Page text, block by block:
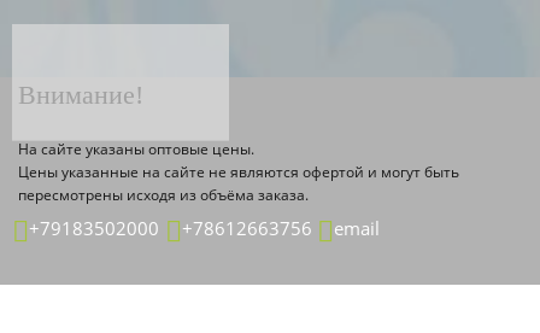
+79183502000 +78612663756 email
ТОВАР ДЕТАЛЬНО
Внимание!
На сайте указаны оптовые цены.
Цены указанные на сайте не являются офертой и могут быть
пересмотрены исходя из объёма заказа.